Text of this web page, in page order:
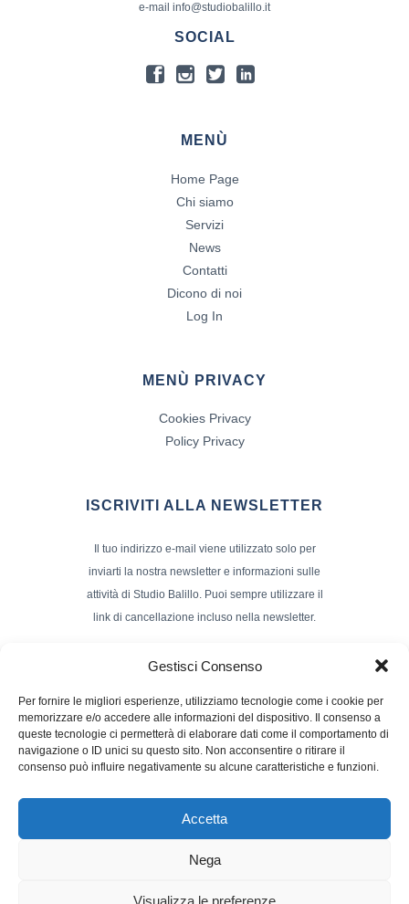
Gestisci Consenso
Per fornire le migliori esperienze, utilizziamo tecnologie come i cookie per
memorizzare e/o accedere alle informazioni del dispositivo. Il consenso a
queste tecnologie ci permetterà di elaborare dati come il comportamento di
navigazione o ID unici su questo sito. Non acconsentire o ritirare il
consenso può influire negativamente su alcune caratteristiche e funzioni.
Accetta
Nega
Visualizza le preferenze
e-mail info@studiobalillo.it
SOCIAL
MENÙ
Home Page
Chi siamo
Servizi
News
Contatti
Dicono di noi
Log In
MENÙ PRIVACY
Cookies Privacy
Policy Privacy
ISCRIVITI ALLA NEWSLETTER
Il tuo indirizzo e-mail viene utilizzato solo per
inviarti la nostra newsletter e informazioni sulle
attività di Studio Balillo. Puoi sempre utilizzare il
link di cancellazione incluso nella newsletter.
Nome e Cognome
Powerd by :Studio70